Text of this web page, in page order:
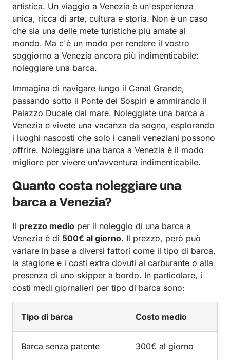
artistica. Un viaggio a Venezia è un'esperienza
unica, ricca di arte, cultura e storia. Non è un caso
che sia una delle mete turistiche più amate al
mondo. Ma c'è un modo per rendere il vostro
soggiorno a Venezia ancora più indimenticabile:
noleggiare una barca.
Immagina di navigare lungo il Canal Grande,
passando sotto il Ponte dei Sospiri e ammirando il
Palazzo Ducale dal mare. Noleggiate una barca a
Venezia e vivete una vacanza da sogno, esplorando
i luoghi nascosti che solo i canali veneziani possono
offrire. Noleggiare una barca a Venezia è il modo
migliore per vivere un'avventura indimenticabile.
Quanto costa noleggiare una
barca a Venezia?
Il prezzo medio per il noleggio di una barca a
Venezia è di 500€ al giorno. Il prezzo, però può
variare in base a diversi fattori come il tipo di barca,
la stagione e i costi extra dovuti al carburante o alla
presenza di uno skipper a bordo. In particolare, i
costi medi giornalieri per tipo di barca sono:
Tipo di barca Costo medio
Barca senza patente 300€ al giorno